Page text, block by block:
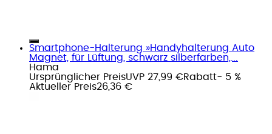
Smartphone-Halterung »Handyhalterung Auto
Magnet, für Lüftung, schwarz silberfarben,...
Hama
Ursprünglicher PreisUVP 27,99 €Rabatt- 5 %
Aktueller Preis26,36 €